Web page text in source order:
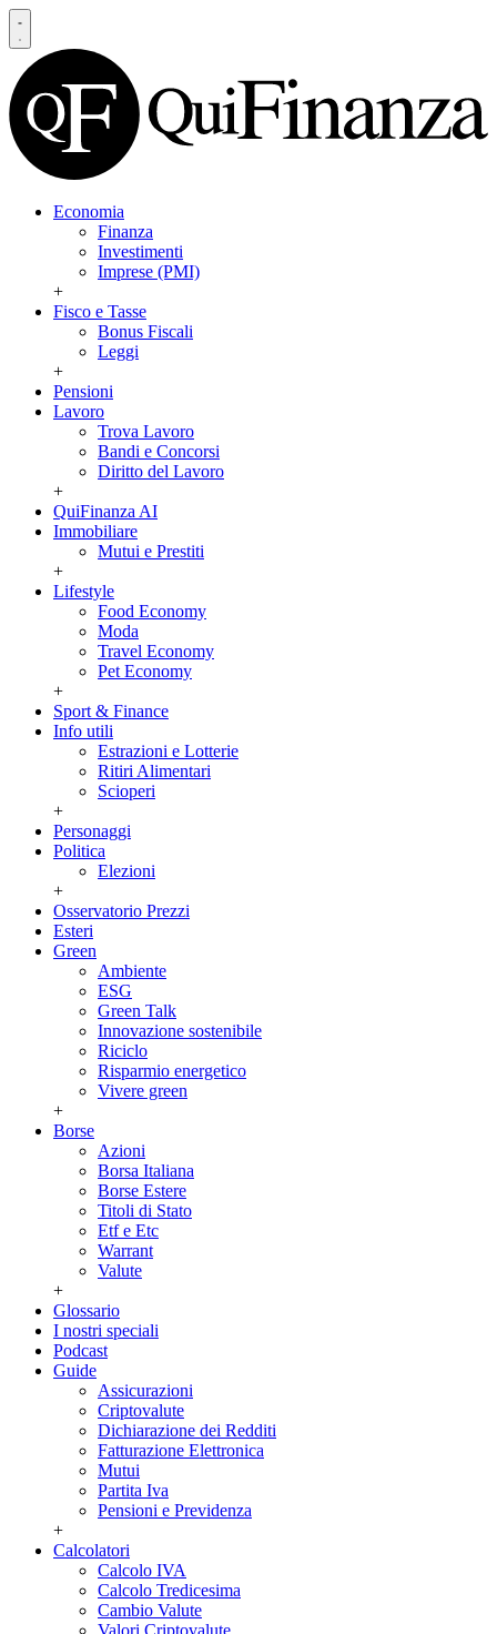
Economia
Finanza
Investimenti
Imprese (PMI)
+
Fisco e Tasse
Bonus Fiscali
Leggi
+
Pensioni
Lavoro
Trova Lavoro
Bandi e Concorsi
Diritto del Lavoro
+
QuiFinanza AI
Immobiliare
Mutui e Prestiti
+
Lifestyle
Food Economy
Moda
Travel Economy
Pet Economy
+
Sport & Finance
Info utili
Estrazioni e Lotterie
Ritiri Alimentari
Scioperi
+
Personaggi
Politica
Elezioni
+
Osservatorio Prezzi
Esteri
Green
Ambiente
ESG
Green Talk
Innovazione sostenibile
Riciclo
Risparmio energetico
Vivere green
+
Borse
Azioni
Borsa Italiana
Borse Estere
Titoli di Stato
Etf e Etc
Warrant
Valute
+
Glossario
I nostri speciali
Podcast
Guide
Assicurazioni
Criptovalute
Dichiarazione dei Redditi
Fatturazione Elettronica
Mutui
Partita Iva
Pensioni e Previdenza
+
Calcolatori
Calcolo IVA
Calcolo Tredicesima
Cambio Valute
Valori Criptovalute